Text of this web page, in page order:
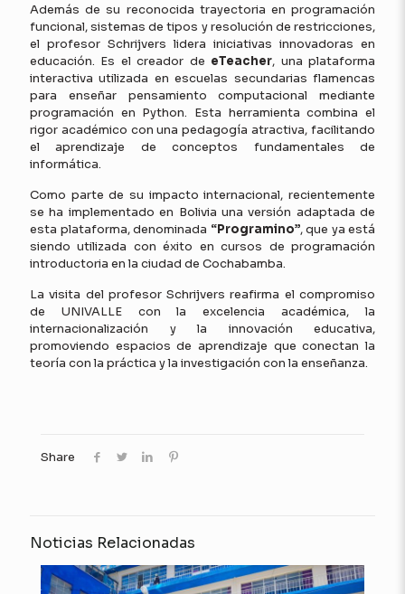
Además de su reconocida trayectoria en programación
funcional, sistemas de tipos y resolución de restricciones,
el profesor Schrijvers lidera iniciativas innovadoras en
educación. Es el creador de eTeacher, una plataforma
interactiva utilizada en escuelas secundarias flamencas
para enseñar pensamiento computacional mediante
programación en Python. Esta herramienta combina el
rigor académico con una pedagogía atractiva, facilitando
el aprendizaje de conceptos fundamentales de
informática.
Como parte de su impacto internacional, recientemente
se ha implementado en Bolivia una versión adaptada de
esta plataforma, denominada “Programino”, que ya está
siendo utilizada con éxito en cursos de programación
introductoria en la ciudad de Cochabamba.
La visita del profesor Schrijvers reafirma el compromiso
de UNIVALLE con la excelencia académica, la
internacionalización y la innovación educativa,
promoviendo espacios de aprendizaje que conectan la
teoría con la práctica y la investigación con la enseñanza.
Share
Noticias Relacionadas